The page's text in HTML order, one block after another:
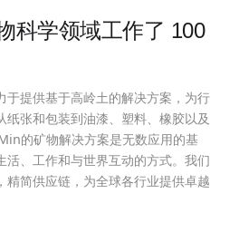
科学领域工作了 100
于提供基于高岭土的解决方案，为行
纸张和包装到油漆、塑料、橡胶以及
的矿物解决方案是无数应用的基
活、工作和与世界互动的方式。我们
精简供应链，为全球各行业提供卓越